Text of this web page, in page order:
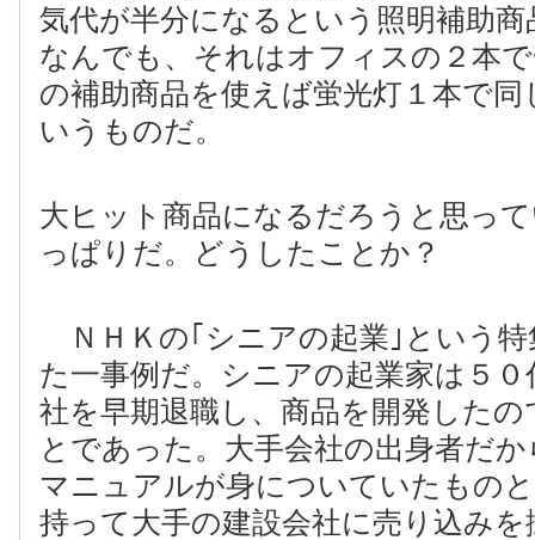
気代が半分になるという照明補助
なんでも、それはオフィスの２本
の補助商品を使えば蛍光灯１本で
いうものだ。
大ヒット商品になるだろうと思っ
っぱりだ。どうしたことか？
ＮＨＫの｢シニアの起業｣という特
た一事例だ。シニアの起業家は５
社を早期退職し、商品を開発した
とであった。大手会社の出身者だ
マニュアルが身についていたもの
持って大手の建設会社に売り込み